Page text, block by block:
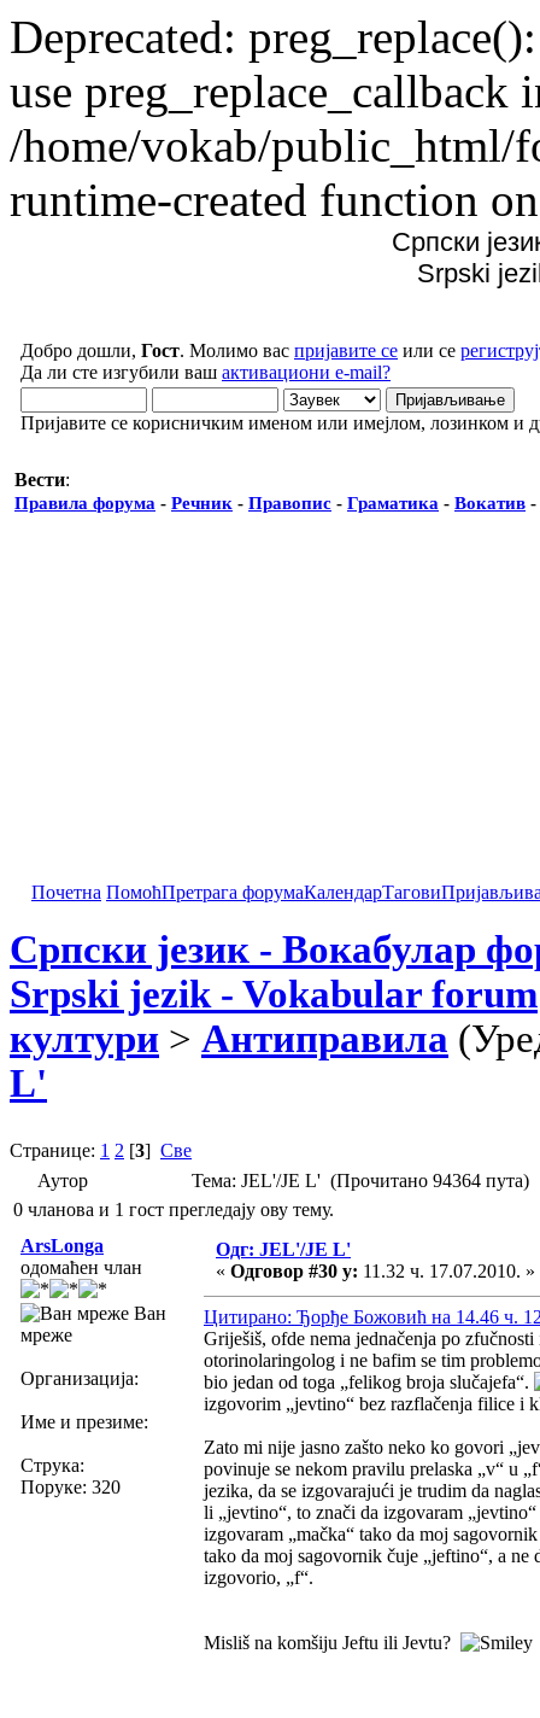
Deprecated:
use preg_replace_callback
/home/vokab/public_html/
runtime-created function
Српски
Srpski
Добро дошли, Гост. Молимо вас пријавите се или се
Да ли сте изгубили ваш активациони e-mail?
Пријавите се корисничким именом или имејлом, лозинком и
Вести:
Правила форума - Речник - Правопис - Граматика - Вокатив -
Почетна ПомоћПретрага форумаКалендарТагови
Српски језик - Вокабулар
Srpski jezik - Vokabular forum
култури > Антиправила
L'
Странице: 1 2 [3] Све
Аутор
Тема: JEL'/JE L' (Прочитано 94364 пута)
0 чланова и 1 гост прегледају ову тему.
ArsLonga
одомаћен члан
Ван
мреже
Организација:
Име и презиме:
Струка:
Поруке: 320
Одг: JEL'/JE L'
« Одговор #30 у: 11.32 ч. 17.07.2010. »
Цитирано: Ђорђе Божовић на 14.46 ч.
Griješiš, ofde nema jednačenja po
otorinolaringolog i ne bafim se tim
bio jedan od toga „felikog broja slučajefa“.
izgovorim „jevtino“ bez razflačenja filice i
Zato mi nije jasno zašto neko ko govori
povinuje se nekom pravilu prelaska „v“ u
jezika, da se izgovarajući je trudim da
li „jevtino“, to znači da izgovaram
izgovaram „mačka“ tako da moj
tako da moj sagovornik čuje „jeftino“, a ne
izgovorio, „f“.
Misliš na komšiju Jeftu ili Jevtu?